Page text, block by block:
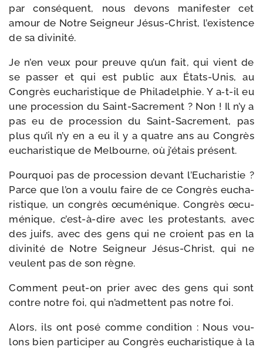
par consé­quent, nous devons mani­fes­ter cet
amour de Notre Seigneur Jésus-​Christ, l’existence
de sa divinité.
Je n’en veux pour preuve qu’un fait, qui vient de
se pas­ser et qui est public aux États-​Unis, au
Congrès eucha­ris­tique de Philadelphie. Y a‑t-​il eu
une pro­ces­sion du Saint-​Sacrement ? Non ! Il n’y a
pas eu de pro­ces­sion du Saint-​Sacrement, pas
plus qu’il n’y en a eu il y a quatre ans au Congrès
eucha­ris­tique de Melbourne, où j’étais présent.
Pourquoi pas de pro­ces­sion devant l’Eucharistie ?
Parce que l’on a vou­lu faire de ce Congrès eucha­
ris­tique, un congrès œcu­mé­nique. Congrès œcu­
mé­nique, c’est-à-dire avec les pro­tes­tants, avec
des juifs, avec des gens qui ne croient pas en la
divi­ni­té de Notre Seigneur Jésus-​Christ, qui ne
veulent pas de son règne.
Comment peut-​on prier avec des gens qui sont
contre notre foi, qui n’admettent pas notre foi.
Alors, ils ont posé comme condi­tion : Nous vou­
lons bien par­ti­ci­per au Congrès eucha­ris­tique à la